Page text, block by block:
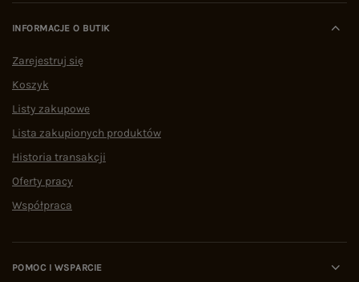
INFORMACJE O BUTIK
Zarejestruj się
Koszyk
Listy zakupowe
Lista zakupionych produktów
Historia transakcji
Oferty pracy
Współpraca
POMOC I WSPARCIE